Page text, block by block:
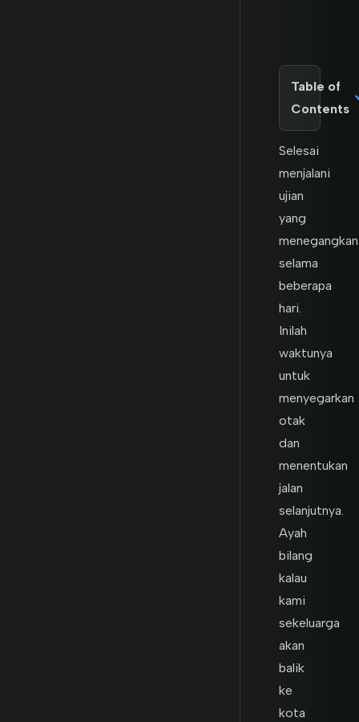
Table of
Contents
Selesai
menjalani
ujian
yang
menegangkan
selama
beberapa
hari.
Inilah
waktunya
untuk
menyegarkan
otak
dan
menentukan
jalan
selanjutnya.
Ayah
bilang
kalau
kami
sekeluarga
akan
balik
ke
kota